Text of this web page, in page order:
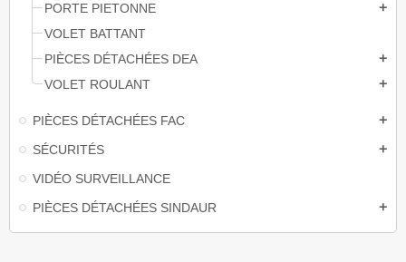
PORTE PIETONNE add
VOLET BATTANT
PIÈCES DÉTACHÉES DEA
add
VOLET ROULANT add
PIÈCES DÉTACHÉES FAC add
SÉCURITÉS add
VIDÉO SURVEILLANCE
PIÈCES DÉTACHÉES SINDAUR
add